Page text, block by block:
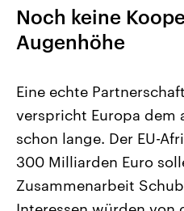
Landtagswahl Sachsen-Anhalt
2026
Alle Informationen
Sachsen-Anhalt wählt am 6.
September 2026 einen neuen
Landtag. Seit 2021 wird das
Bundesland von einer
Noch keine
Augenhöhe
Eine echte
verspricht Europa dem
schon lange. Der EU-
300 Milliarden Euro
Zusammenarbeit